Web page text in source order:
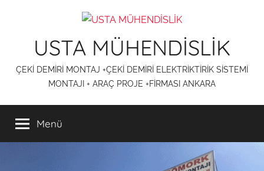
USTA MÜHENDİSLİK
ÇEKİ DEMİRİ MONTAJ +ÇEKİ DEMİRİ ELEKTRİKTİRİK SİSTEMİ
MONTAJI + ARAÇ PROJE +FİRMASI ANKARA
Menü